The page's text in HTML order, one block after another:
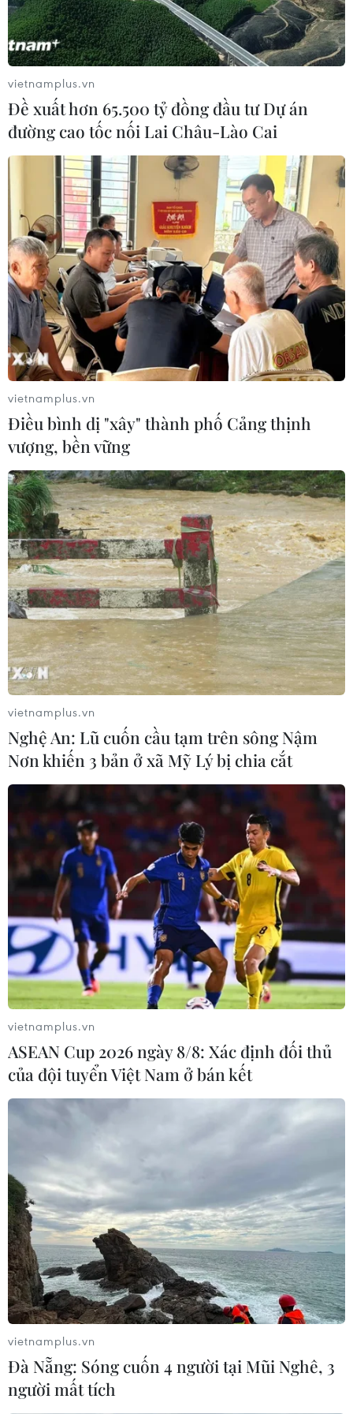
Đánh bom liều chết tại Đông Bắc Nigeria,
20 người thiệt mạng
19/06/2017 23:14
Vụ tấn công thứ nhất do 2 người phụ nữ tiến hành, song
lực lượng an ninh đã kịp chặn kẻ tấn công vào trong trại
tị nạn; 2 kẻ đánh bom còn lại đã kích nổ khối thuốc
trong người làm 16 người thiệt mạng.
vietnamplus.vn
Đề xuất hơn 65.500 tỷ đồng đầu tư Dự án
đường cao tốc nối Lai Châu-Lào Cai
vietnamplus.vn
Điều bình dị "xây" thành phố Cảng thịnh
vượng, bền vững
vietnamplus.vn
Nghệ An: Lũ cuốn cầu tạm trên sông Nậm
Nơn khiến 3 bản ở xã Mỹ Lý bị chia cắt
vietnamplus.vn
ASEAN Cup 2026 ngày 8/8: Xác định đối thủ
của đội tuyển Việt Nam ở bán kết
vietnamplus.vn
Đà Nẵng: Sóng cuốn 4 người tại Mũi Nghê, 3
người mất tích